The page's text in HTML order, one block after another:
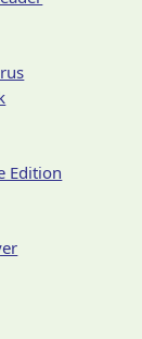
Edition